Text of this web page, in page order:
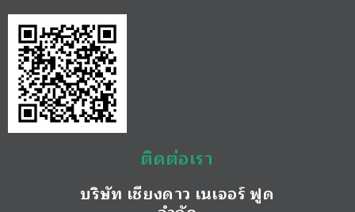
ติดต่อเรา
บริษัท เชียงดาว เนเจอร์ ฟูด